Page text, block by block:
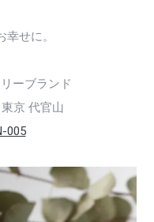
せに。
ーブランド
京 代官山
005